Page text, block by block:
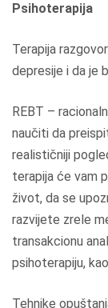
Psihoterapija
Terapija
depresije i da je
REBT –
naučiti da
realističniji
terapija će vam
život, da se
razvijete zrele
transakcionu
psihoterapiju,
Tehnike